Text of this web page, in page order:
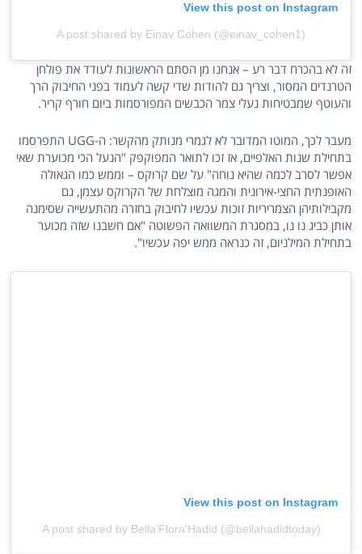
View this post on Instagram
A post shared by Einav Cohen (@einav_cohen1)
זה לא בהכרח דבר רע – אנחנו מן הסתם הראשונות לעודד את פולחן
הטרנדים המסור, וצריך גם להודות שדי קשה לעמוד בפני החיבוק הרך
והעוטף שמבטיחות נעלי צמר הכבשים המפורסמות ביום חורף קריר.
מעבר לכך, המוטו המדובר לא לגמרי מנותק מהקשר: ה-UGG התפרסמו
בתחילת שנות האלפיים, אז זכו לתואר המפוקפק "הנעל הכי מכוערת שאי
אפשר לסרב לכמה שהיא נוחה" על שם קרוקס – וממש כמו הגאולה
האופנתית החצי-אירונית והמגה מוצלחת של הקרוקס עצמן, גם
מקבילותיהן הצמריריות זוכות עכשיו לחיבוק בחזרה מהתעשייה שסימנה
אותן כביג נו נו, במסגרת המשוואה הפשוטה "אם חשבנו שזה מכוער
בתחילת המילניום, זה כנראה ממש יפה עכשיו".
View this post on Instagram
A post shared by Bella'Flora'Hadid (@bellahadidtoday)